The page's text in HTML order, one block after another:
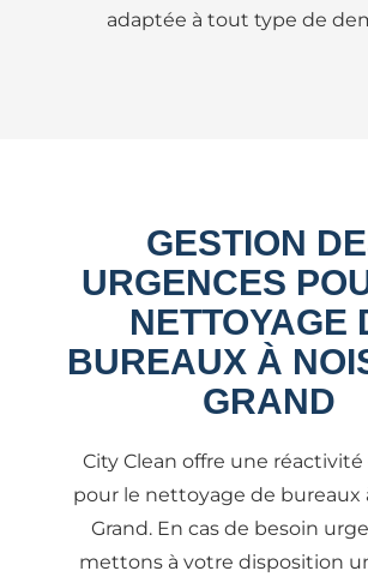
adaptée à tout type de
GESTION
URGENCES
NETTOYAGE
BUREAUX À
GRAND
City Clean offre une
pour le nettoyage de bureaux
Grand. En cas de besoin
mettons à votre disposition